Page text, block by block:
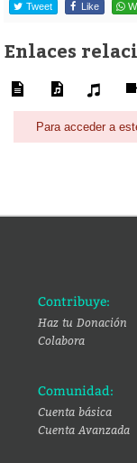
Tweet Like
Enlaces
Para acceder a
Contribuye:
Haz tu Donación
Colabora
Comunidad:
Cuenta básica
Cuenta Avanzada